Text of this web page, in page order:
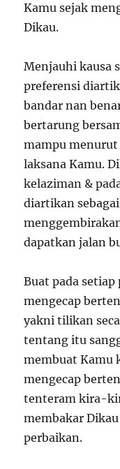
Kamu sejak
Dikau.
Menjauhi kausa
preferensi
bandar nan
bertarung
mampu
laksana Kamu.
kelaziman &
diartikan
dapatkan jalan
Buat pada
mengecap
yakni tilikan
tentang itu
membuat Kamu
mengecap
tenteram kira-
membakar
perbaikan.